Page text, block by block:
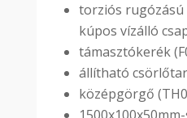
torziós
kúpos vízálló
támasztókerék
állítható
középgörgő